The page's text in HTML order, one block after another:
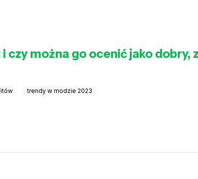
można go ocenić jako dobry,
trendy w modzie 2023